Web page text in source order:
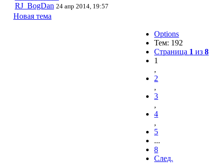
RJ_BogDan 24 апр 2014, 19:57
Новая тема
Options
Тем: 192
Страница 1 из8
1
,
2
,
3
,
4
,
5
...
8
След.